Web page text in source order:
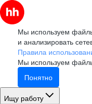
Мы используем
и анализировать
Правила
Мы используем
Понятно
Ищу работу